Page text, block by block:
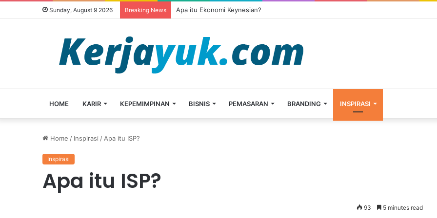
Sunday, August 9 2026 Breaking News Apa itu Ekonomi Keynesian?
HOME KARIR KEPEMIMPINAN BISNIS PEMASARAN BRANDING INSPIRASI
Home / Inspirasi / Apa itu ISP?
Inspirasi
Apa itu ISP?
93 5 minutes read